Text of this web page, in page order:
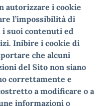
autorizzare i cookie
l’impossibilità di
suoi contenuti ed
Inibire i cookie di
che alcuni
del Sito non siano
correttamente e
a modificare o a
informazioni o